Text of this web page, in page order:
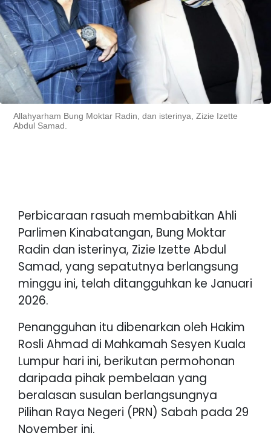
Allahyarham Bung Moktar Radin, dan isterinya, Zizie Izette
Abdul Samad.
Perbicaraan rasuah membabitkan Ahli
Parlimen Kinabatangan, Bung Moktar
Radin dan isterinya, Zizie Izette Abdul
Samad, yang sepatutnya berlangsung
minggu ini, telah ditangguhkan ke Januari
2026.
Penangguhan itu dibenarkan oleh Hakim
Rosli Ahmad di Mahkamah Sesyen Kuala
Lumpur hari ini, berikutan permohonan
daripada pihak pembelaan yang
beralasan susulan berlangsungnya
Pilihan Raya Negeri (PRN) Sabah pada 29
November ini.